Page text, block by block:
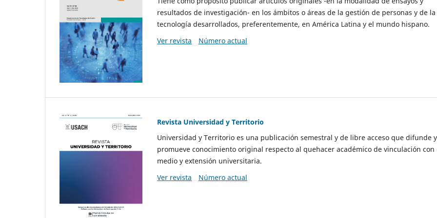
resultados de investigación- en los ámbitos o áreas de la gestión de personas y de la
tecnología desarrollados, preferentemente, en América Latina y el mundo hispano.
Ver revista
Número actual
Revista Universidad y Territorio
Universidad y Territorio es una publicación semestral y de libre acceso que difunde y
promueve conocimiento original respecto al quehacer académico de vinculación con
medio y extensión universitaria.
Ver revista
Número actual